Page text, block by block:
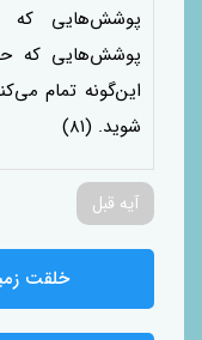
پوشش‌هایی که
پوشش‌هایی که
این‌گونه تمام
شوید. (۸۱)
آیه قبل
خلقت